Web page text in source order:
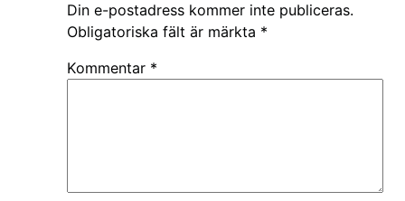
Din e-postadress kommer inte publiceras.
Obligatoriska fält är märkta *
Kommentar *